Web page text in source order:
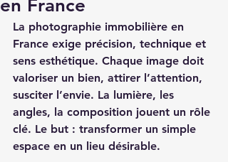
en France
La photographie immobilière en
France exige précision, technique et
sens esthétique. Chaque image doit
valoriser un bien, attirer l’attention,
susciter l’envie. La lumière, les
angles, la composition jouent un rôle
clé. Le but : transformer un simple
espace en un lieu désirable.